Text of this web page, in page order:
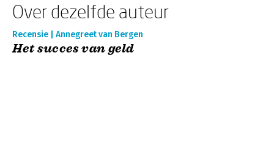
Over dezelfde auteur
Recensie | Annegreet van Bergen
Het succes van geld